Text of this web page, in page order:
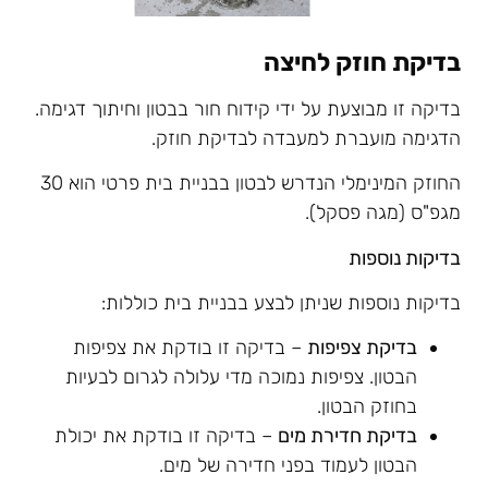
בדיקת חוזק לחיצה
בדיקה זו מבוצעת על ידי קידוח חור בבטון וחיתוך דגימה.
הדגימה מועברת למעבדה לבדיקת חוזק.
החוזק המינימלי הנדרש לבטון בבניית בית פרטי הוא 30
מגפ"ס (מגה פסקל).
בדיקות נוספות
בדיקות נוספות שניתן לבצע בבניית בית כוללות:
בדיקת צפיפות – בדיקה זו בודקת את צפיפות
הבטון. צפיפות נמוכה מדי עלולה לגרום לבעיות
בחוזק הבטון.
בדיקת חדירת מים – בדיקה זו בודקת את יכולת
הבטון לעמוד בפני חדירה של מים.